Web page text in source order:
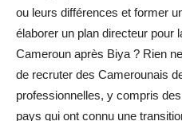
ou leurs différences et former
élaborer un plan directeur pour
Cameroun après Biya ? Rien
de recruter des Camerounais
professionnelles, y compris
pays qui ont connu une